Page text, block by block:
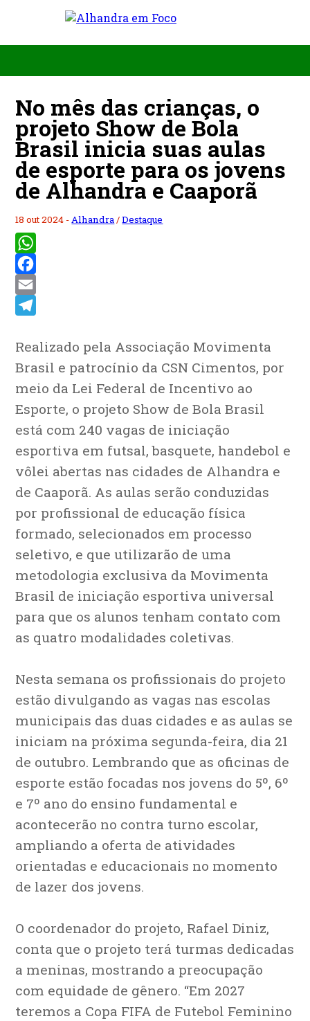
No mês das crianças, o
projeto Show de Bola
Brasil inicia suas aulas
de esporte para os jovens
de Alhandra e Caaporã
18 out 2024 -Alhandra/Destaque
WhatsApp
Facebook
Email
Realizado pela Associação Movimenta
Brasil e patrocínio da CSN Cimentos, por
meio da Lei Federal de Incentivo ao
Esporte, o projeto Show de Bola Brasil
está com 240 vagas de iniciação
esportiva em futsal, basquete, handebol e
vôlei abertas nas cidades de Alhandra e
de Caaporã. As aulas serão conduzidas
por profissional de educação física
formado, selecionados em processo
seletivo, e que utilizarão de uma
metodologia exclusiva da Movimenta
Brasil de iniciação esportiva universal
para que os alunos tenham contato com
as quatro modalidades coletivas.
Nesta semana os profissionais do projeto
estão divulgando as vagas nas escolas
municipais das duas cidades e as aulas se
iniciam na próxima segunda-feira, dia 21
de outubro. Lembrando que as oficinas de
esporte estão focadas nos jovens do 5º, 6º
e 7º ano do ensino fundamental e
acontecerão no contra turno escolar,
ampliando a oferta de atividades
orientadas e educacionais no momento
de lazer dos jovens.
O coordenador do projeto, Rafael Diniz,
conta que o projeto terá turmas dedicadas
a meninas, mostrando a preocupação
com equidade de gênero. “Em 2027
teremos a Copa FIFA de Futebol Feminino